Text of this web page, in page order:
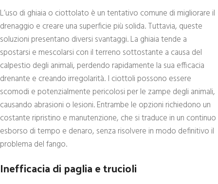
L’uso di ghiaia o ciottolato è un tentativo comune di migliorare il
drenaggio e creare una superficie più solida. Tuttavia, queste
soluzioni presentano diversi svantaggi. La ghiaia tende a
spostarsi e mescolarsi con il terreno sottostante a causa del
calpestio degli animali, perdendo rapidamente la sua efficacia
drenante e creando irregolarità. I ciottoli possono essere
scomodi e potenzialmente pericolosi per le zampe degli animali,
causando abrasioni o lesioni. Entrambe le opzioni richiedono un
costante ripristino e manutenzione, che si traduce in un continuo
esborso di tempo e denaro, senza risolvere in modo definitivo il
problema del fango.
Inefficacia di paglia e trucioli